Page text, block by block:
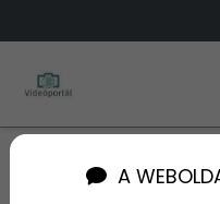
Cikkek
A